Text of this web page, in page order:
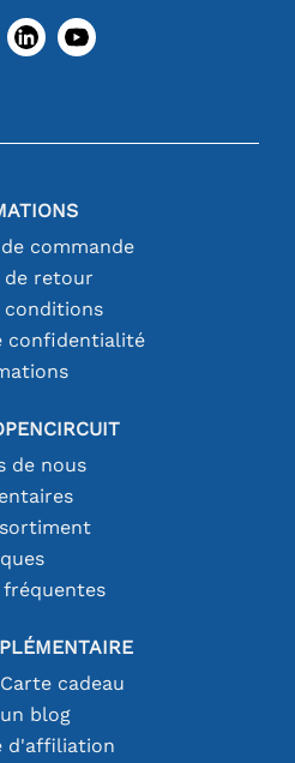
commande
de retour
conditions
confidentialité
de nous
cadeau
blog
d'affiliation